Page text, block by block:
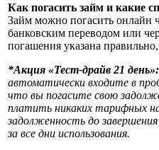
Как погасить займ и какие
Займ можно погасить онлайн
банковским переводом или
погашения указана
*Акция «Тест-драйв 21 день»:
автоматически входите в
что вы погасите свою
платить никаких тарифных
задолженность до
за все дни использования.